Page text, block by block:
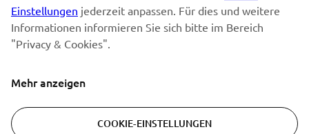
Ihre persönlichen Daten verarbeiten: Datenschutzerklärung
Switzerland (German)
Einstellungen
jederzeit anpassen. Für dies und weitere
Informationen informieren Sie sich bitte im Bereich
"Privacy & Cookies".
Mehr anzeigen
COOKIE-EINSTELLUNGEN